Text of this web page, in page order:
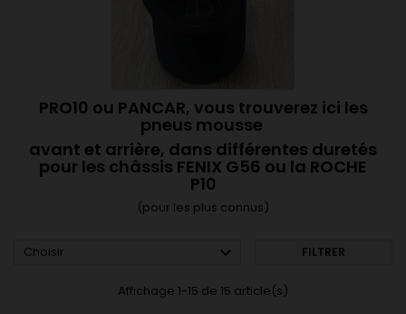
PRO10 ou PANCAR, vous trouverez ici les
pneus mousse
avant et arrière, dans différentes duretés
pour les châssis FENIX G56 ou la ROCHE
P10
(pour les plus connus)
Choisir  FILTRER
Affichage 1-15 de 15 article(s)